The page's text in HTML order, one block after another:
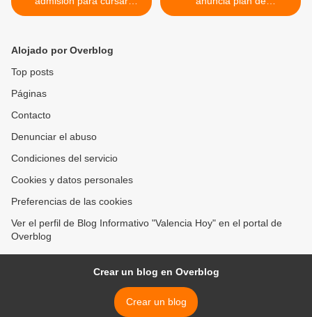
estudios en el
rehabilitación del Jardín
Alojado por Overblog
Top posts
Páginas
Contacto
Denunciar el abuso
Condiciones del servicio
Cookies y datos personales
Preferencias de las cookies
Ver el perfil de Blog Informativo "Valencia Hoy" en el portal de
Overblog
Crear un blog en Overblog
Crear un blog